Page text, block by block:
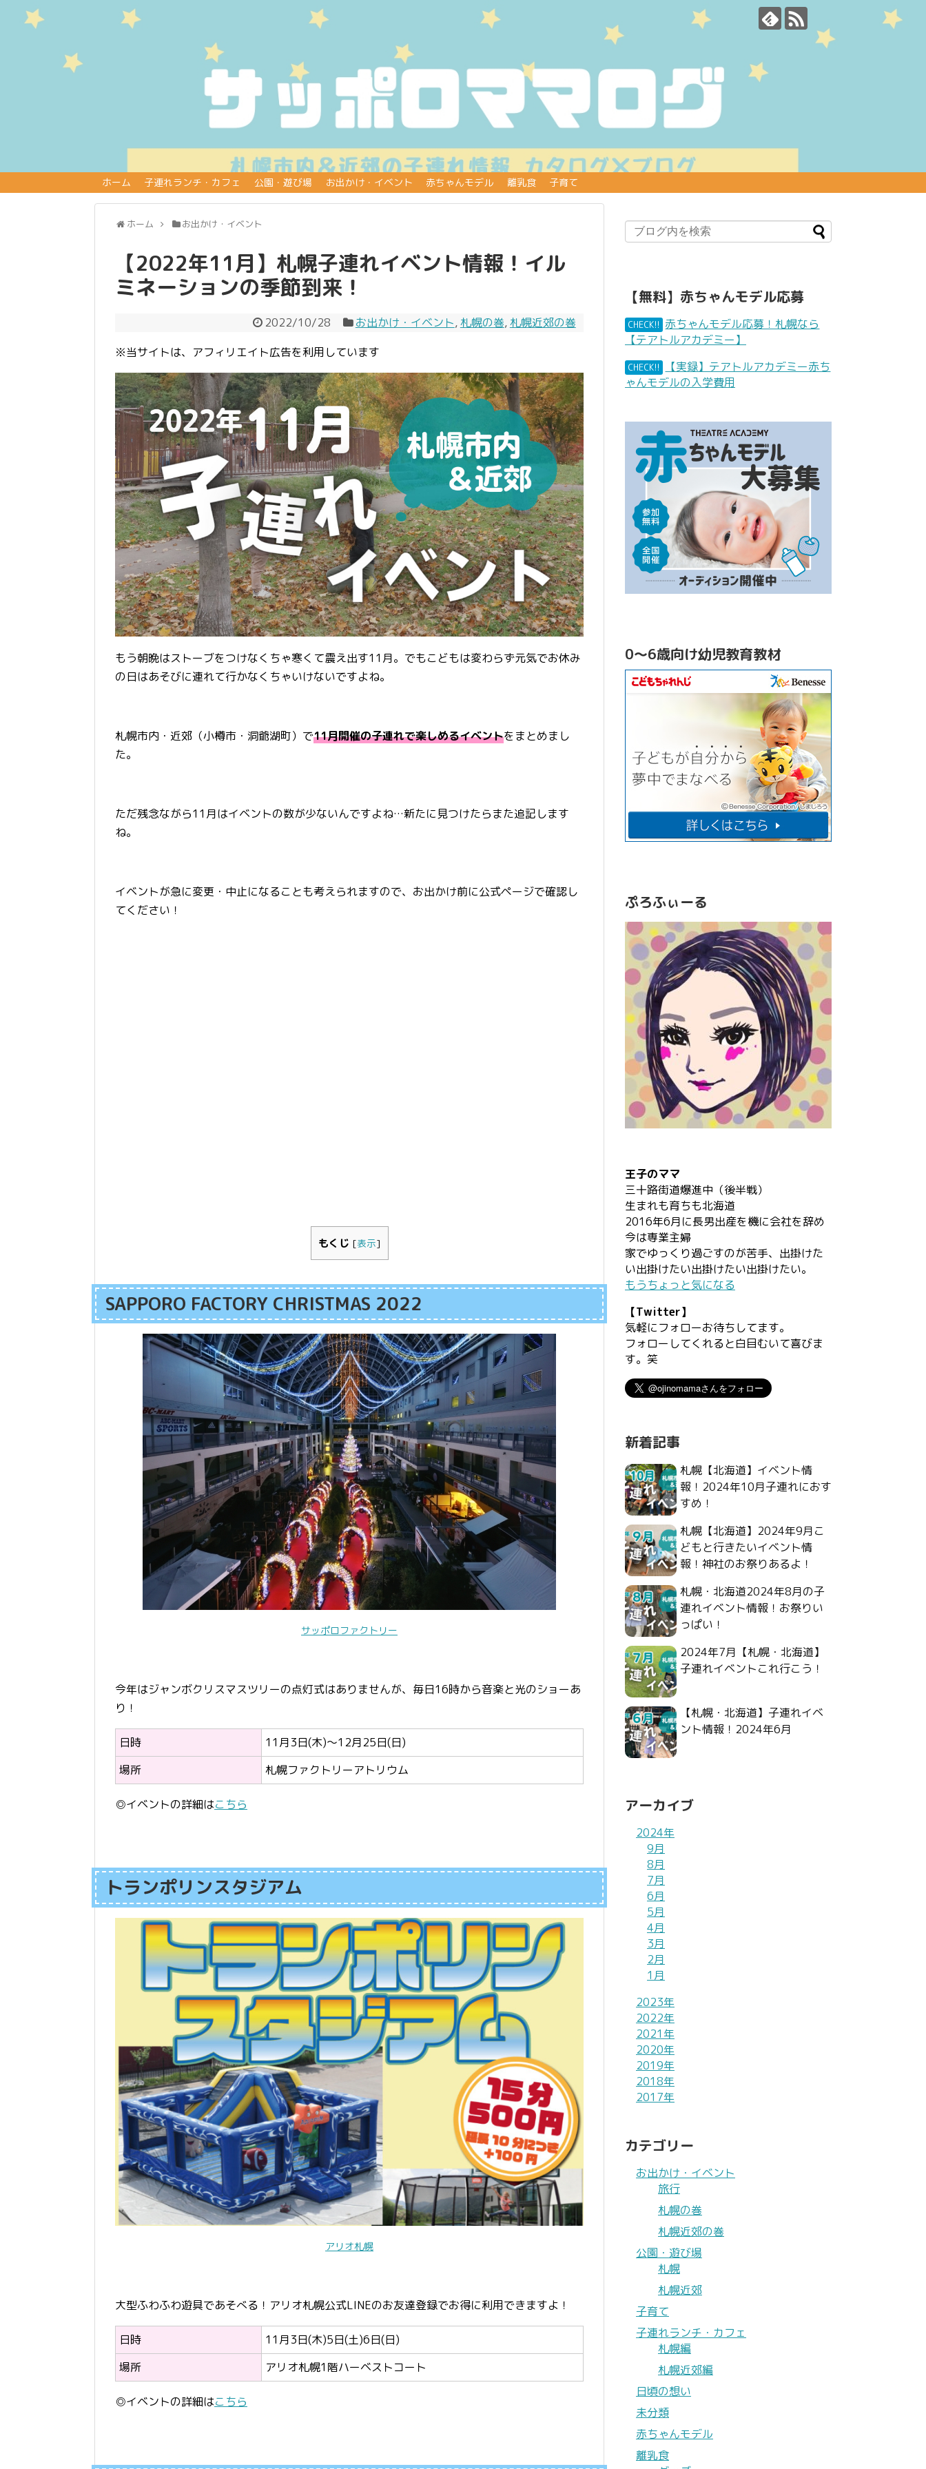
ホーム 子連れランチ・カフェ 公園・遊び場 お出かけ・イベント 赤ちゃんモデル 離乳食 子育て
ホーム お出かけ・イベント
【2022年11月】札幌子連れイベント情報！イル
ミネーションの季節到来！
2022/10/28 お出かけ・イベント,札幌の巻,札幌近郊の巻
※当サイトは、アフィリエイト広告を利用しています
もう朝晩はストーブをつけなくちゃ寒くて震え出す11月。でもこどもは変わらず元気でお休み
の日はあそびに連れて行かなくちゃいけないですよね。
札幌市内・近郊（小樽市・洞爺湖町）で11月開催の子連れで楽しめるイベントをまとめまし
た。
ただ残念ながら11月はイベントの数が少ないんですよね…新たに見つけたらまた追記します
ね。
イベントが急に変更・中止になることも考えられますので、お出かけ前に公式ページで確認し
てください！
もくじ [表示]
SAPPORO FACTORY CHRISTMAS 2022
サッポロファクトリー
今年はジャンボクリスマスツリーの点灯式はありませんが、 毎日16時から音楽と光のショーあ
り！
日時
11月3日(木)〜12月25日(日)
場所
札幌ファクトリーアトリウム
◎イベントの詳細はこちら
トランポリンスタジアム
アリオ札幌
大型ふわふわ遊具であそべる！アリオ札幌公式LINEのお友達登録でお得に利用できますよ！
日時
11月3日(木)5日(土)6日(日)
場所
アリオ札幌1階ハーベストコート
◎イベントの詳細はこちら
【無料】赤ちゃんモデル応募
CHECK!! 赤ちゃんモデル応募！札幌なら
【テアトルアカデミー】
CHECK!!
【実録】テアトルアカデミー赤ち
ゃんモデルの入学費用
0～6歳向け幼児教育教材
ぷろふぃーる
王子のママ
三十路街道爆進中（後半戦）
生まれも育ちも北海道
2016年6月に長男出産を機に会社を辞め
今は専業主婦
家でゆっくり過ごすのが苦手、出掛けた
い出掛けたい出掛けたい出掛けたい。
もうちょっと気になる
【Twitter】
気軽にフォローお待ちしてます。
フォローしてくれると白目むいて喜びま
す。笑
新着記事
札幌【北海道】イベント情
報！2024年10月子連れにおす
すめ！
札幌【北海道】2024年9月こ
どもと行きたいイベント情
報！神社のお祭りあるよ！
札幌・北海道2024年8月の子
連れイベント情報！お祭りい
っぱい！
2024年7月【札幌・北海道】
子連れイベントこれ行こう！
【札幌・北海道】子連れイベ
ント情報！2024年6月
アーカイブ
2024年
9月
8月
7月
6月
5月
4月
3月
2月
1月
2023年
2022年
2021年
2020年
2019年
2018年
2017年
カテゴリー
お出かけ・イベント
旅行
札幌の巻
札幌近郊の巻
公園・遊び場
札幌
札幌近郊
子育て
子連れランチ・カフェ
札幌編
札幌近郊編
日頃の想い
未分類
赤ちゃんモデル
離乳食